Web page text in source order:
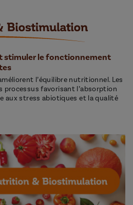
stimuler le fonctionnement
l’équilibre nutritionnel. Les
favorisant l’absorption
aux stress abiotiques et la qualité